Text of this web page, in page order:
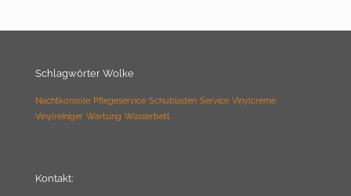
Schlagwörter Wolke
Nachtkonsole Pflegeservice Schubladen Service Vinylcreme
Vinylreiniger Wartung Wasserbett
Kontakt: